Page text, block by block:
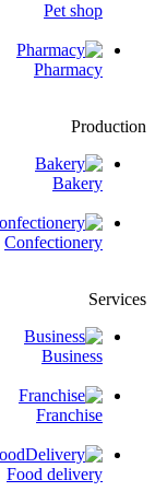
Pet shop
Pharmacy
Production
Bakery
Confectionery
Services
Business
Franchise
Food delivery